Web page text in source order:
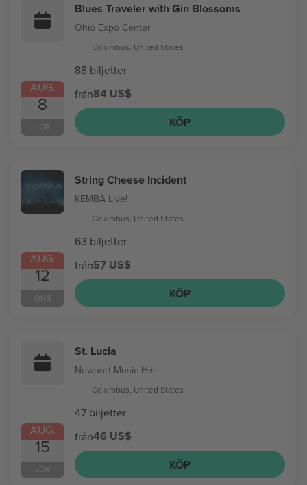
AUG.
8
LÖR
Blues Traveler with Gin Blossoms
Ohio Expo Center
Columbus, United States
88 biljetter
från84 US$
KÖP
AUG.
12
ONS
String Cheese Incident
KEMBA Live!
Columbus, United States
63 biljetter
från57 US$
KÖP
AUG.
15
LÖR
St. Lucia
Newport Music Hall
Columbus, United States
47 biljetter
från46 US$
KÖP